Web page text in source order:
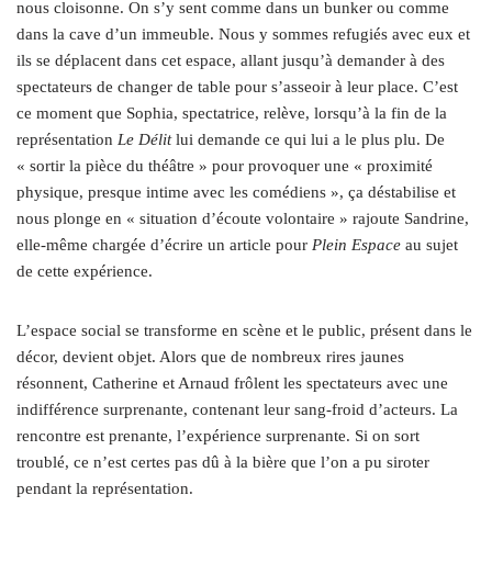
nous cloisonne. On s’y sent comme dans un bunker ou comme
dans la cave d’un immeuble. Nous y sommes refugiés avec eux et
ils se déplacent dans cet espace, allant jusqu’à demander à des
spectateurs de changer de table pour s’asseoir à leur place. C’est
ce moment que Sophia, spectatrice, relève, lorsqu’à la fin de la
représentation Le Délitlui demande ce qui lui a le plus plu. De
« sortir la pièce du théâtre » pour provoquer une « proximité
physique, presque intime avec les comédiens », ça déstabilise et
nous plonge en « situation d’écoute volontaire » rajoute Sandrine,
elle-même chargée d’écrire un article pour Plein Espace au sujet
de cette expérience.
L’espace social se transforme en scène et le public, présent dans le
décor, devient objet. Alors que de nombreux rires jaunes
résonnent, Catherine et Arnaud frôlent les spectateurs avec une
indifférence surprenante, contenant leur sang-froid d’acteurs. La
rencontre est prenante, l’expérience surprenante. Si on sort
troublé, ce n’est certes pas dû à la bière que l’on a pu siroter
pendant la représentation.